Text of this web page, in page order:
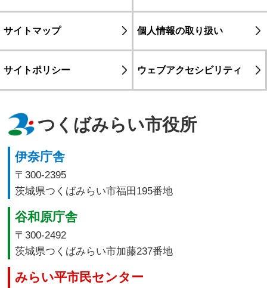
サイトマップ 個人情報の取り扱い
サイトポリシー ウェブアクセシビリティ
つくばみらい市役所
伊奈庁舎
〒300-2395
茨城県つくばみらい市福田195番地
谷和原庁舎
〒300-2492
茨城県つくばみらい市加藤237番地
みらい平市民センター